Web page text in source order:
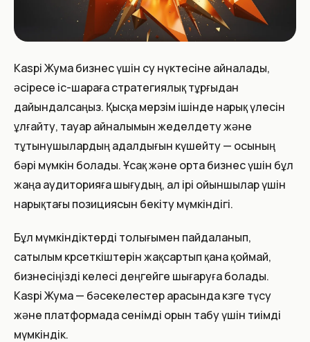
Kaspi Жума бизнес үшін өсу нүктесіне айналады,
әсіресе іс-шараға стратегиялық тұрғыдан
дайындалсаңыз. Қысқа мерзім ішінде нарық үлесін
ұлғайту, тауар айналымын жеделдету және
тұтынушылардың адалдығын күшейту — осының
бәрі мүмкін болады. Ұсақ және орта бизнес үшін бұл
жаңа аудиторияға шығудың, ал ірі ойыншылар үшін
нарықтағы позициясын бекіту мүмкіндігі.
Бұл мүмкіндіктерді толығымен пайдаланып,
сатылым көрсеткіштерін жақсартып қана қоймай,
бизнесіңізді келесі деңгейге шығаруға болады.
Kaspi Жума — бәсекелестер арасында көзге түсу
және платформада сенімді орын табу үшін тиімді
мүмкіндік.